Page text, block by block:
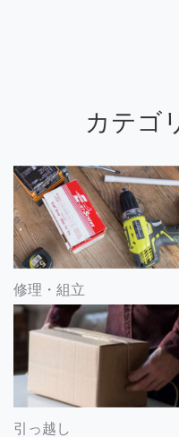
カテゴ
修理・組立
引っ越し